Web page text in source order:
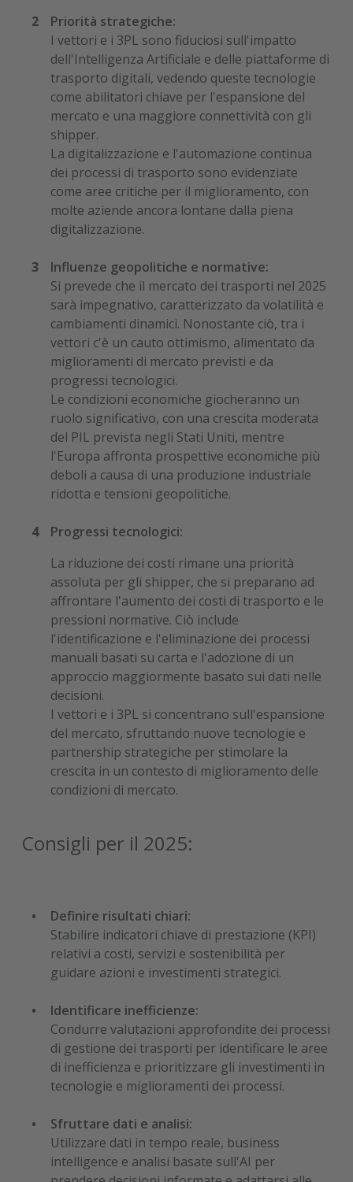
Priorità strategiche:
I vettori e i 3PL sono fiduciosi sull'impatto
dell'Intelligenza Artificiale e delle piattaforme di
trasporto digitali, vedendo queste tecnologie
come abilitatori chiave per l'espansione del
mercato e una maggiore connettività con gli
shipper.
La digitalizzazione e l'automazione continua
dei processi di trasporto sono evidenziate
come aree critiche per il miglioramento, con
molte aziende ancora lontane dalla piena
digitalizzazione.
Influenze geopolitiche e normative:
Si prevede che il mercato dei trasporti nel 2025
sarà impegnativo, caratterizzato da volatilità e
cambiamenti dinamici. Nonostante ciò, tra i
vettori c'è un cauto ottimismo, alimentato da
miglioramenti di mercato previsti e da
progressi tecnologici.
Le condizioni economiche giocheranno un
ruolo significativo, con una crescita moderata
del PIL prevista negli Stati Uniti, mentre
l'Europa affronta prospettive economiche più
deboli a causa di una produzione industriale
ridotta e tensioni geopolitiche.
Progressi tecnologici:
La riduzione dei costi rimane una priorità
assoluta per gli shipper, che si preparano ad
affrontare l'aumento dei costi di trasporto e le
pressioni normative. Ciò include
l'identificazione e l'eliminazione dei processi
manuali basati su carta e l'adozione di un
approccio maggiormente basato sui dati nelle
decisioni.
I vettori e i 3PL si concentrano sull'espansione
del mercato, sfruttando nuove tecnologie e
partnership strategiche per stimolare la
crescita in un contesto di miglioramento delle
condizioni di mercato.
Consigli per il 2025:
Definire risultati chiari:
Stabilire indicatori chiave di prestazione (KPI)
relativi a costi, servizi e sostenibilità per
guidare azioni e investimenti strategici.
Identificare inefficienze:
Condurre valutazioni approfondite dei processi
di gestione dei trasporti per identificare le aree
di inefficienza e prioritizzare gli investimenti in
tecnologie e miglioramenti dei processi.
Sfruttare dati e analisi:
Utilizzare dati in tempo reale, business
intelligence e analisi basate sull'AI per